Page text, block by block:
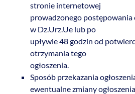
stronie internetowej
prowadzonego postępowania
w Dz.Urz.Ue lub po
upływie 48 godzin od
otrzymania tego
ogłoszenia.
Sposób przekazania
ewentualne zmiany ogłoszenia